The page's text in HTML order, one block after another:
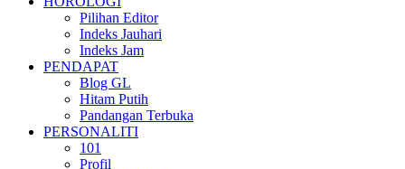
Pilihan Editor
Indeks Jauhari
Indeks Jam
PENDAPAT
Blog GL
Hitam Putih
Pandangan Terbuka
PERSONALITI
101
Profil